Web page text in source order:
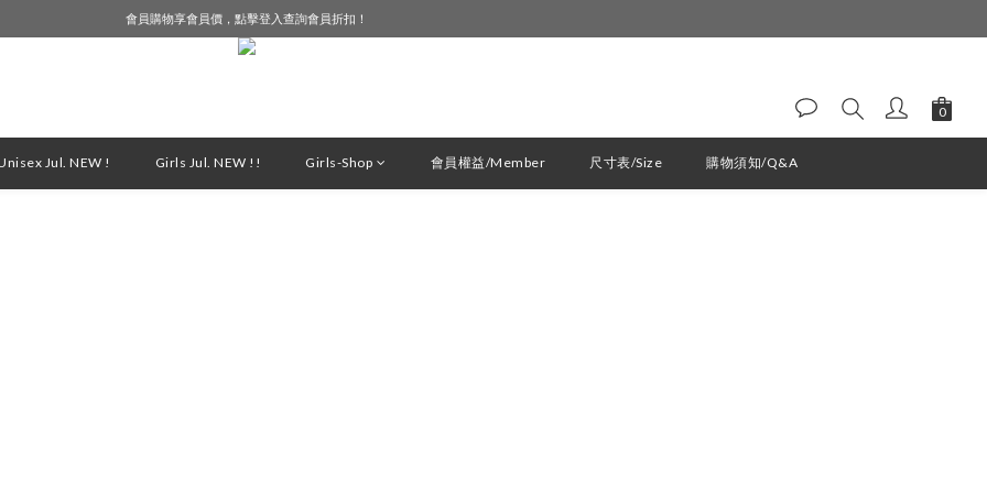
LINE好友募集中，加入就送購物金$50！
會員購物享會員價，點擊登入查詢會員折扣！
LINE好友募集中，加入就送購物金$50！
Jul. NEW ! Girls Jul. NEW !! Girls-Shop 會員權益/Member 尺寸表/Size 購物須知/Q&A